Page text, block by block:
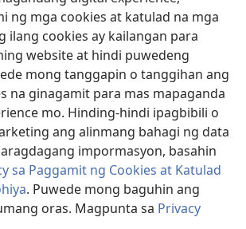
ng mga cookies at katulad na mga
ilang cookies ay kailangan para
website at hindi puwedeng
mong tanggapin o tanggihan ang
na ginagamit para mas mapaganda
mo. Hinding-hindi ipagbibili o
ang alinmang bahagi ng data
impormasyon, basahin
sa Paggamit ng Cookies at Katulad
. Puwede mong baguhin ang
oras. Magpunta sa Privacy
LIBRARY™
®